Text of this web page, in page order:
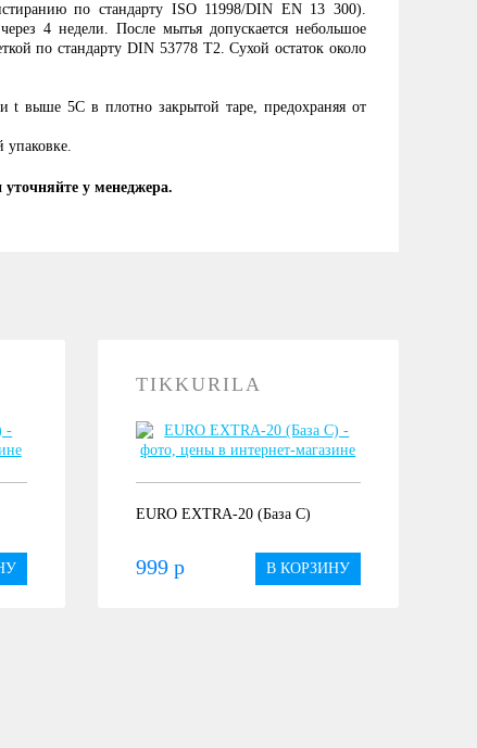
по стандарту ISO 11998/DIN EN 13 300).
4 недели. После мытья допускается небольшое
по стандарту DIN 53778 Т2. Сухой остаток около
t выше 5C в плотно закрытой таре, предохраняя от
упаковке.
у менеджера.
TIKKURILA
EURO EXTRA-20 (База С)
В КОРЗИНУ
999 р